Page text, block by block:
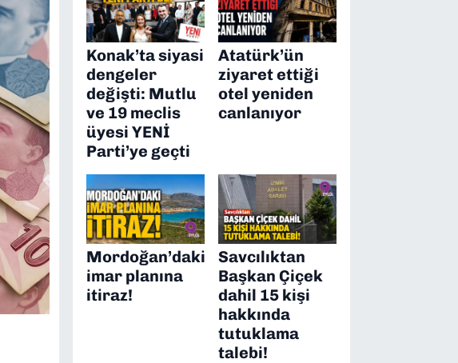
Konak’ta siyasi
dengeler
değişti: Mutlu
ve 19 meclis
üyesi YENİ
Parti’ye geçti
Atatürk’ün
ziyaret ettiği
otel yeniden
canlanıyor
Mordoğan’daki
imar planına
itiraz!
Savcılıktan
Başkan Çiçek
dahil 15 kişi
hakkında
tutuklama
talebi!